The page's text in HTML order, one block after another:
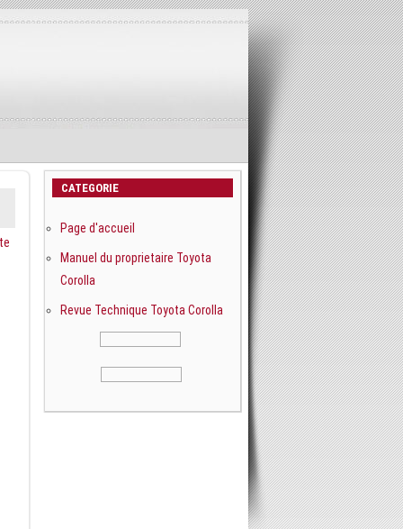
CATEGORIE
Page d'accueil
Manuel du proprietaire Toyota
Corolla
Revue Technique Toyota Corolla